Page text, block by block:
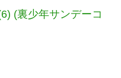
(裏少年サンデーコ